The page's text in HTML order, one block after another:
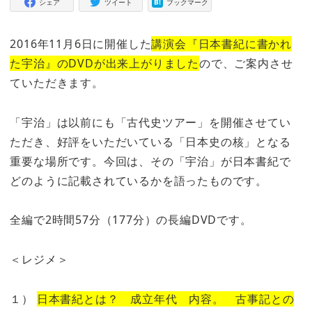
シェア ツイート ブックマーク
2016年11月6日に開催した講演会『日本書紀に書かれ
た宇治』のDVDが出来上がりましたので、ご案内させ
ていただきます。
「宇治」は以前にも「古代史ツアー」を開催させてい
ただき、好評をいただいている「日本史の核」となる
重要な場所です。今回は、その「宇治」が日本書紀で
どのように記載されているかを語ったものです。
全編で2時間57分（177分）の長編DVDです。
＜レジメ＞
１）
日本書紀とは？ 成立年代 内容。 古事記との